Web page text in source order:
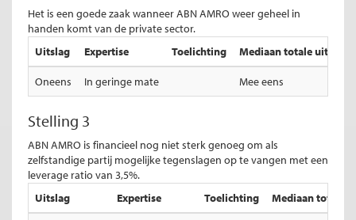
Het is een goede zaak wanneer ABN AMRO weer geheel in
handen komt van de private sector.
Uitslag
Expertise Toelichting Mediaan totale uitslag
Oneens In geringe mate Mee eens
Stelling 3
ABN AMRO is financieel nog niet sterk genoeg om als
zelfstandige partij mogelijke tegenslagen op te vangen met een
leverage ratio van 3,5%.
Uitslag
Expertise Toelichting Mediaan totale